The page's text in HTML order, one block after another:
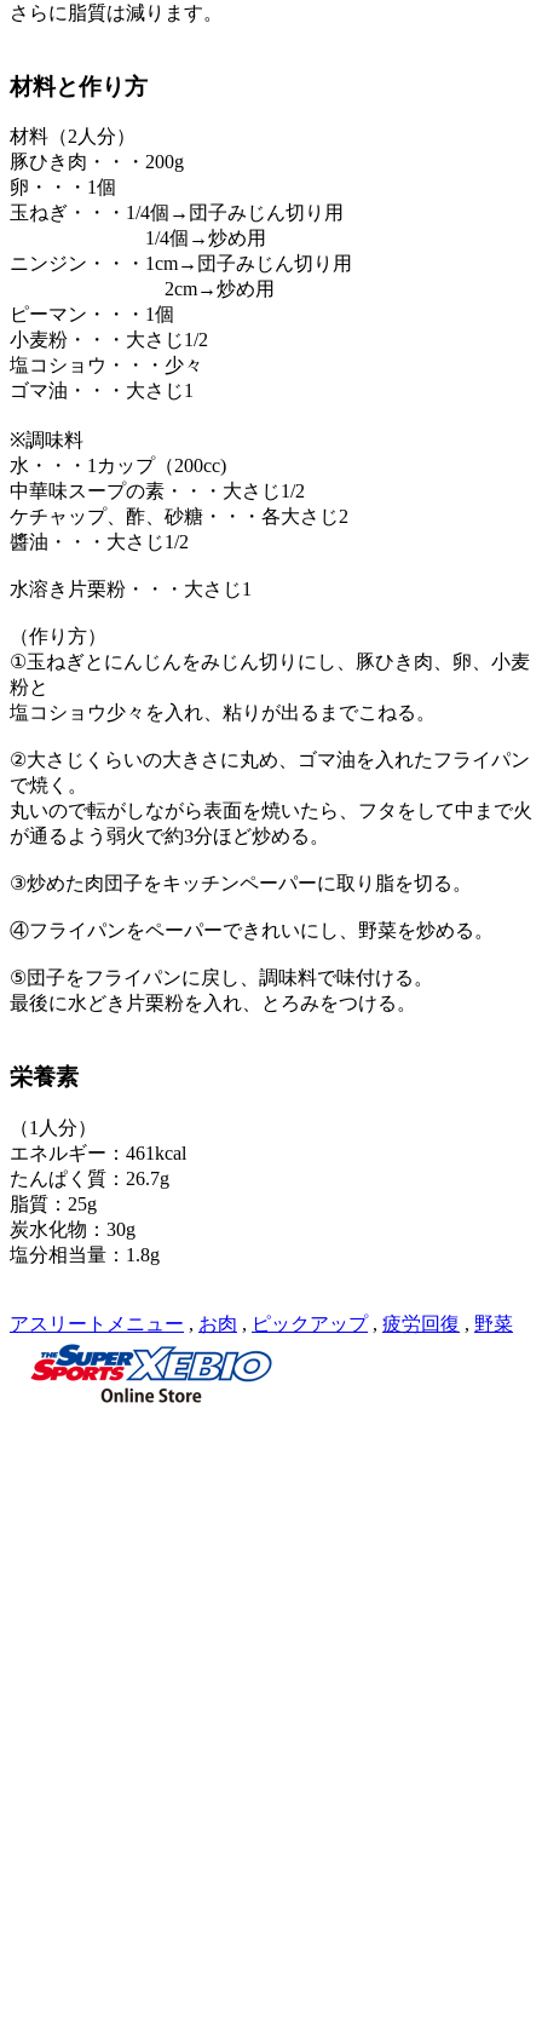
さらに脂質は減ります。
材料と作り方
材料（2人分）
豚ひき肉・・・200g
卵・・・1個
玉ねぎ・・・1/4個→団子みじん切り用
1/4個→炒め用
ニンジン・・・1cm→団子みじん切り用
2cm→炒め用
ピーマン・・・1個
小麦粉・・・大さじ1/2
塩コショウ・・・少々
ゴマ油・・・大さじ1
※調味料
水・・・1カップ（200cc)
中華味スープの素・・・大さじ1/2
ケチャップ、酢、砂糖・・・各大さじ2
醬油・・・大さじ1/2
水溶き片栗粉・・・大さじ1
（作り方）
①玉ねぎとにんじんをみじん切りにし、豚ひき肉、卵、小麦
粉と
塩コショウ少々を入れ、粘りが出るまでこねる。
②大さじくらいの大きさに丸め、ゴマ油を入れたフライパン
で焼く。
丸いので転がしながら表面を焼いたら、フタをして中まで火
が通るよう弱火で約3分ほど炒める。
③炒めた肉団子をキッチンペーパーに取り脂を切る。
④フライパンをペーパーできれいにし、野菜を炒める。
⑤団子をフライパンに戻し、調味料で味付ける。
最後に水どき片栗粉を入れ、とろみをつける。
栄養素
（1人分）
エネルギー：461kcal
たんぱく質：26.7g
脂質：25g
炭水化物：30g
塩分相当量：1.8g
アスリートメニュー , お肉 , ピックアップ, 疲労回復 , 野菜